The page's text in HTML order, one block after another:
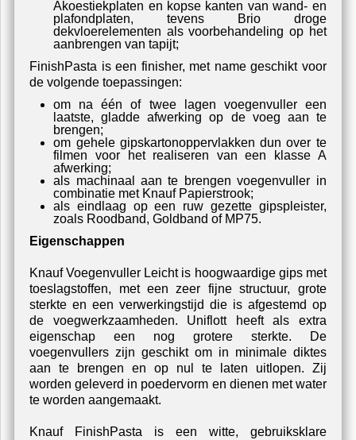
Akoestiekplaten en kopse kanten van wand- en
plafondplaten, tevens Brio droge
dekvloerelementen als voorbehandeling op het
aanbrengen van tapijt;
FinishPasta is een finisher, met name geschikt voor
de volgende toepassingen:
om na één of twee lagen voegenvuller een
laatste, gladde afwerking op de voeg aan te
brengen;
om gehele gipskartonoppervlakken dun over te
filmen voor het realiseren van een klasse A
afwerking;
als machinaal aan te brengen voegenvuller in
combinatie met Knauf Papierstrook;
als eindlaag op een ruw gezette gipspleister,
zoals Roodband, Goldband of MP75.
Eigenschappen
Knauf Voegenvuller Leicht is hoogwaardige gips met
toeslagstoffen, met een zeer fijne structuur, grote
sterkte en een verwerkingstijd die is afgestemd op
de voegwerkzaamheden. Uniflott heeft als extra
eigenschap een nog grotere sterkte. De
voegenvullers zijn geschikt om in minimale diktes
aan te brengen en op nul te laten uitlopen. Zij
worden geleverd in poedervorm en dienen met water
te worden aangemaakt.
Knauf FinishPasta is een witte, gebruiksklare